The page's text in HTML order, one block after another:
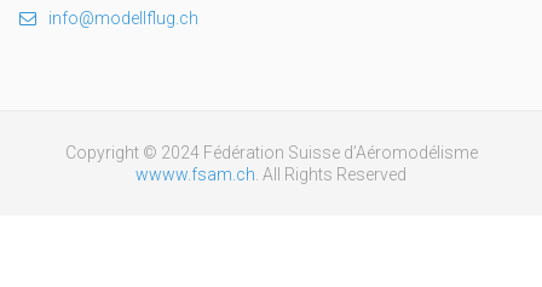
info@modellflug.ch
Copyright © 2024 Fédération Suisse d’Aéromodélisme
wwww.fsam.ch . All Rights Reserved